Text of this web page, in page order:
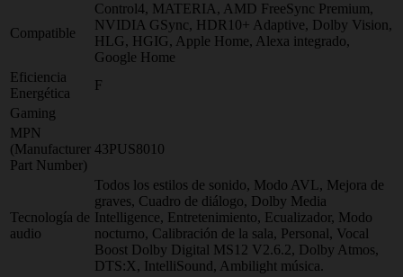
Compatible
Control4, MATERIA, AMD FreeSync Premium,
NVIDIA GSync, HDR10+ Adaptive, Dolby Vision,
HLG, HGIG, Apple Home, Alexa integrado,
Google Home
Eficiencia
Energética
F
Gaming
MPN
(Manufacturer
Part Number)
43PUS8010
Tecnología de
audio
Todos los estilos de sonido, Modo AVL, Mejora de
graves, Cuadro de diálogo, Dolby Media
Intelligence, Entretenimiento, Ecualizador, Modo
nocturno, Calibración de la sala, Personal, Vocal
Boost Dolby Digital MS12 V2.6.2, Dolby Atmos,
DTS:X, IntelliSound, Ambilight música.